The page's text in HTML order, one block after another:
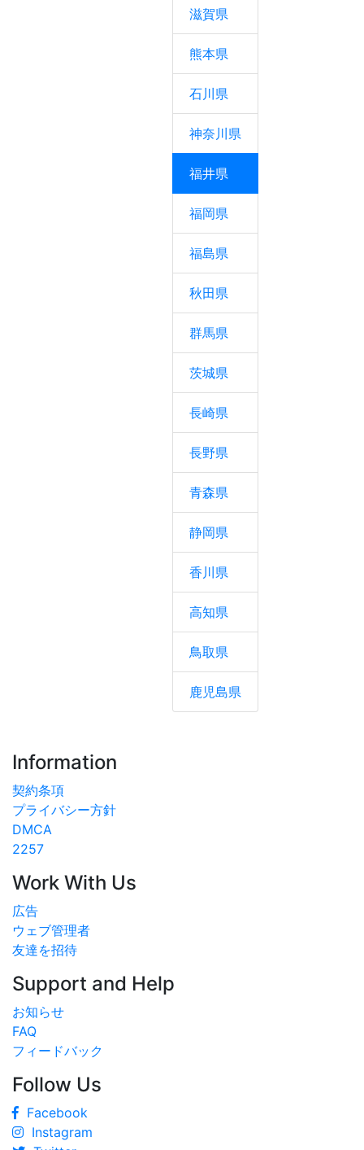
滋賀県
熊本県
石川県
神奈川県
福井県
福岡県
福島県
秋田県
群馬県
茨城県
長崎県
長野県
青森県
静岡県
香川県
高知県
鳥取県
鹿児島県
Information
契約条項
プライバシー方針
DMCA
2257
Work With Us
広告
ウェブ管理者
友達を招待
Support and Help
お知らせ
FAQ
フィードバック
Follow Us
Facebook
Instagram